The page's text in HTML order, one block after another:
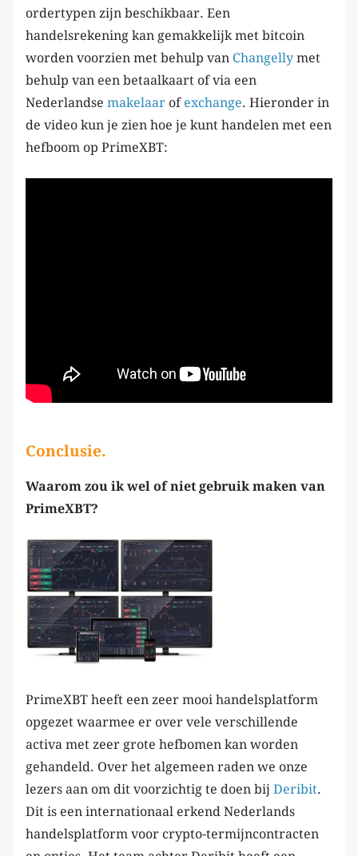
ordertypen zijn beschikbaar. Een
handelsrekening kan gemakkelijk met bitcoin
worden voorzien met behulp van Changelly met
behulp van een betaalkaart of via een
Nederlandse makelaar of exchange. Hieronder in
de video kun je zien hoe je kunt handelen met een
hefboom op PrimeXBT:
Conclusie.
Waarom zou ik wel of niet gebruik maken van
PrimeXBT?
PrimeXBT heeft een zeer mooi handelsplatform
opgezet waarmee er over vele verschillende
activa met zeer grote hefbomen kan worden
gehandeld. Over het algemeen raden we onze
lezers aan om dit voorzichtig te doen bij Deribit.
Dit is een internationaal erkend Nederlands
handelsplatform voor crypto-termijncontracten